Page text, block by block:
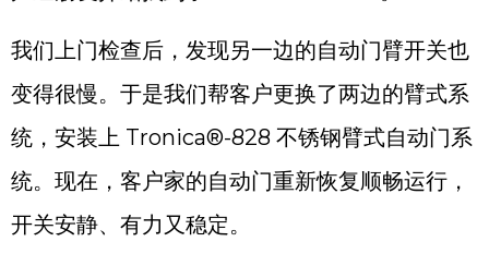
我们上门检查后，发现另一边的自动门臂开关也
变得很慢。于是我们帮客户更换了两边的臂式系
统，安装上 Tronica®-828 不锈钢臂式自动门系
统。现在，客户家的自动门重新恢复顺畅运行，
开关安静、有力又稳定。